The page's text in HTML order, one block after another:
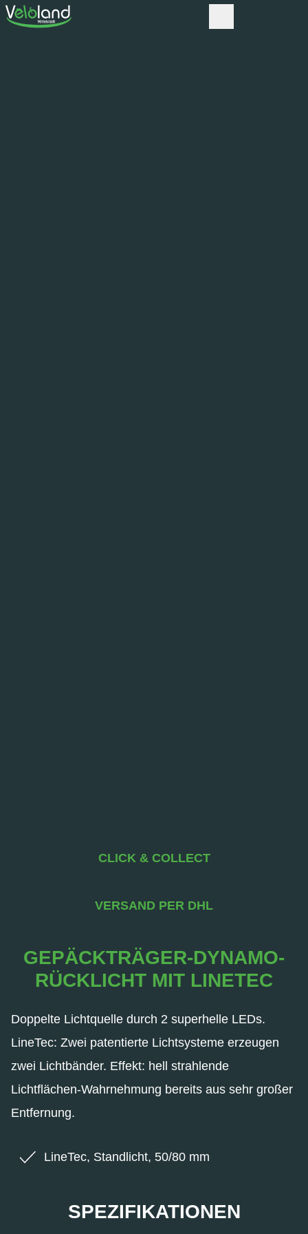
CLICK & COLLECT
VERSAND PER DHL
GEPÄCKTRÄGER-DYNAMO-
RÜCKLICHT MIT LINETEC
Doppelte Lichtquelle durch 2 superhelle LEDs.
LineTec: Zwei patentierte Lichtsysteme erzeugen
zwei Lichtbänder. Effekt: hell strahlende
Lichtflächen-Wahrnehmung bereits aus sehr großer
Entfernung.
LineTec, Standlicht, 50/80 mm
SPEZIFIKATIONEN